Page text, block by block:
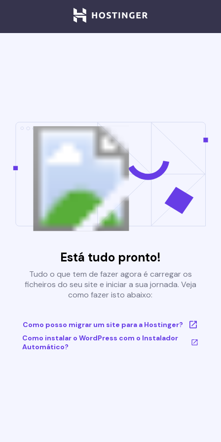
Está tudo pronto!
Tudo o que tem de fazer agora é carregar os
ficheiros do seu site e iniciar a sua jornada. Veja
como fazer isto abaixo:
Como posso migrar um site para a Hostinger?
Como instalar o WordPress com o Instalador
Automático?